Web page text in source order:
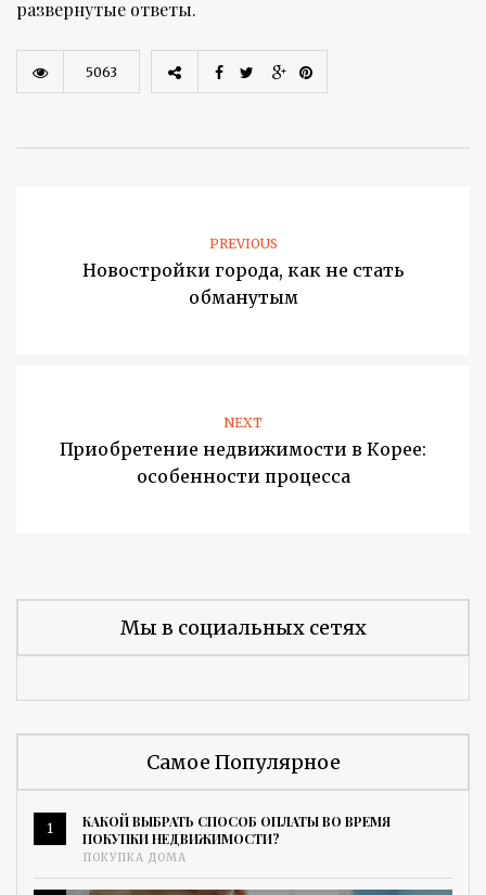
развернутые ответы.
5063
PREVIOUS
Новостройки города, как не стать
обманутым
NEXT
Приобретение недвижимости в Корее:
особенности процесса
Мы в социальных сетях
Самое Популярное
1
КАКОЙ ВЫБРАТЬ СПОСОБ ОПЛАТЫ ВО ВРЕМЯ
ПОКУПКИ НЕДВИЖИМОСТИ?
ПОКУПКА ДОМА